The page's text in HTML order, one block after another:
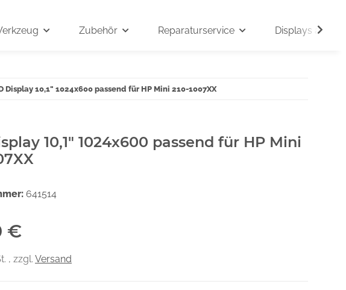
Zubehör Reparaturservice Displays auf
Display 10,1" 1024x600 passend für HP Mini 210-1007XX
10,1" 1024x600 passend für HP Mini
641514
€
, zzgl. Versand